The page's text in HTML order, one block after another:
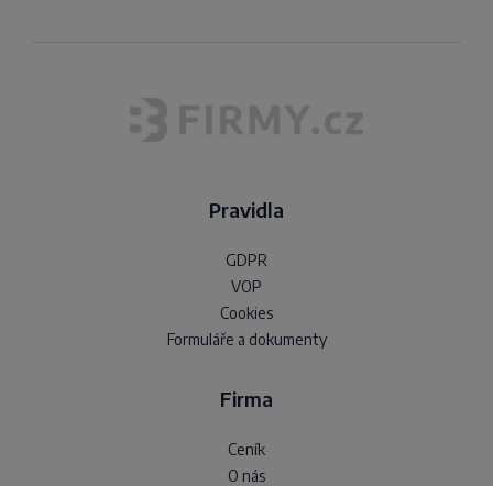
Pravidla
GDPR
VOP
Cookies
Formuláře a dokumenty
Firma
Ceník
O nás